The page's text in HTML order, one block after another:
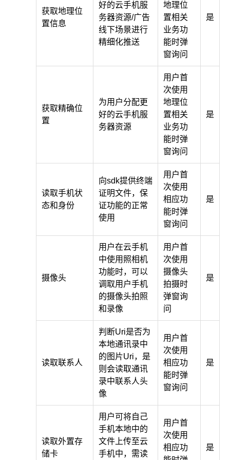
获取地理位
置信息
好的云手机服
务器资源/广告
线下场景进行
精细化推送
地理位
置相关
业务功
能时弹
窗询问
是
获取精确位
置
为用户分配更
好的云手机服
务器资源
用户首
次使用
地理位
置相关
业务功
能时弹
窗询问
是
读取手机状
态和身份
向sdk提供终端
证明文件，保
证功能的正常
使用
用户首
次使用
相应功
能时弹
窗询问
是
摄像头
用户在云手机
中使用照相机
功能时，可以
调取用户手机
的摄像头拍照
和录像
用户首
次使用
摄像头
拍摄时
弹窗询
问
是
读取联系人
判断Uri是否为
本地通讯录中
的图片Uri，是
则会读取通讯
录中联系人头
像
用户首
次使用
相应功
能时弹
窗询问
是
读取外置存
储卡
用户可将自己
手机本地中的
文件上传至云
手机中，需读
用户首
次使用
相应功
是